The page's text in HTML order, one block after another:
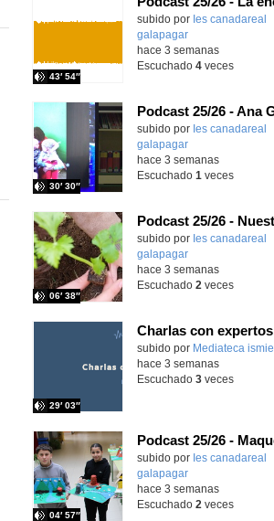
subido por Ies canadareal
galapagar
43′ 54″
-
hace 3 semanas
Escuchado 4veces
subido por Ies canadareal
galapagar
30′ 30″
-
hace 3 semanas
Escuchado 1 veces
subido por Ies canadareal
galapagar
06′ 38″
-
hace 3 semanas
Escuchado 2 veces
subido por Mediateca ismie
29′ 03″
hace 3 semanas
Escuchado 3veces
subido por Ies canadareal
galapagar
04′ 57″
-
hace 3 semanas
Escuchado 2 veces